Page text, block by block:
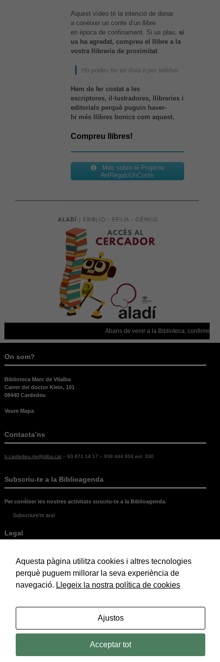
Aquest vídeo té la intenció de donar
a conèixer un conte d’un llibre
en època de confinament. Si us plau, si
us ha agradat, compreu el llibre a la
vostra llibreria de proximitat.
Ho podeu fer en línia o per telèfon.
Hem de fer costat a les
escriptores, il·lustradores, llibreries i
editorials perquè puguin haver-
hi més llibres bonics com aquest.
Compreu llibres!
Més sobre el Projecte
#etRegaloUnConte
Abans de venir a la Biblioteca, confirmeu
On som?
Biblioteca Marc de Vilalba
Carrer del doctor Klein, 101
08440 Cardedeu
Veure Mapa
Contacta’ns
b.cardedeu.mv@diba.cat– 93 871 14 17 – 938 444 004 ext. 330
Subscriu-te a la Biblioagenda
Per conèixer les nostres activitats suscriu-te a la Biblioagenda.
Subscriure'm ara!
Legal
Política de Privacitat
Aquesta pàgina utilitza cookies i altres tecnologies
perquè puguem millorar la seva experiència de
navegació. Llegeix la nostra política de cookies
Ajustos
Acceptar tot
Aquestes
cookies no
són
opcionals,
són
necessàries
per al bon
funcionament
Estadístiques
la nostra web
aquestes
cookies.
Per tal que el
web funcioni
el millor
possible
durant la
cookies,
alguna
funcionalitat
desapareixerà
del lloc web.